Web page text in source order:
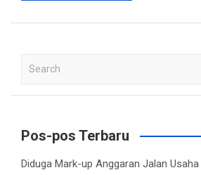
a
c
Pos-pos Terbaru
Diduga Mark-up Anggaran Jalan